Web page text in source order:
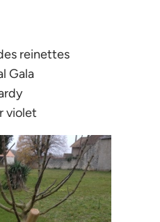
reinettes
Gala
violet